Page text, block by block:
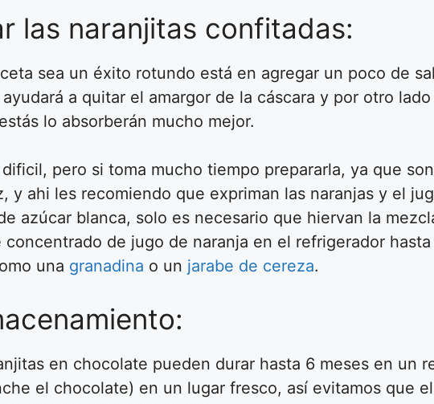
las naranjitas confitadas:
sea un éxito rotundo está en agregar un poco de
a quitar el amargor de la cáscara y por otro
lo absorberán mucho mejor.
pero si toma mucho tiempo prepararla, ya que
y ahi les recomiendo que expriman las naranjas y el
azúcar blanca, solo es necesario que hiervan la
de jugo de naranja en el refrigerador
una granadina o un jarabe de cereza.
en chocolate pueden durar hasta 6 meses en un
el chocolate) en un lugar fresco, así evitamos que